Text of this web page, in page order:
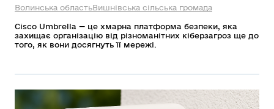
Волинська областьВишнівська сільська громада
Cisco Umbrella — це хмарна платформа безпеки, яка
захищає організацію від різноманітних кіберзагроз ще до
того, як вони досягнуть її мережі.